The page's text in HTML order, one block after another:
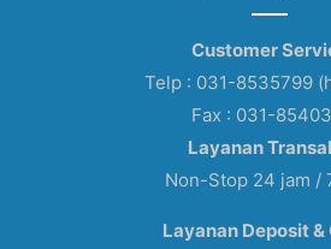
Customer
Telp : 031-8535799
Fax : 031-
Layanan
Non-Stop 24 jam /
Layanan Deposit &